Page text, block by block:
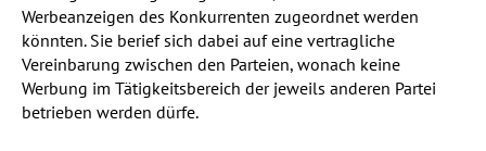
Werbeanzeigen des Konkurrenten zugeordnet werden
könnten. Sie berief sich dabei auf eine vertragliche
Vereinbarung zwischen den Parteien, wonach keine
Werbung im Tätigkeitsbereich der jeweils anderen Partei
betrieben werden dürfe.